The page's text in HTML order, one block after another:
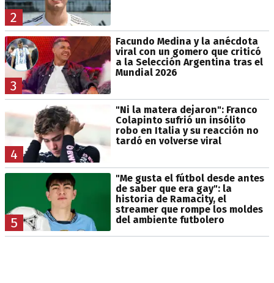
2
3
Facundo Medina y la anécdota
viral con un gomero que criticó
a la Selección Argentina tras el
Mundial 2026
4
"Ni la matera dejaron": Franco
Colapinto sufrió un insólito
robo en Italia y su reacción no
tardó en volverse viral
5
"Me gusta el fútbol desde antes
de saber que era gay": la
historia de Ramacity, el
streamer que rompe los moldes
del ambiente futbolero